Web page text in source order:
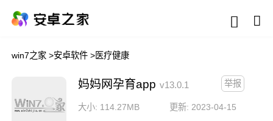
win7之家 >安卓软件 >医疗健康
妈妈网孕育app v13.0.1 举报
大小: 114.27MB 更新: 2023-04-15